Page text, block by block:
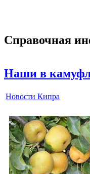
Справочная
Наши в
Новости Кипра